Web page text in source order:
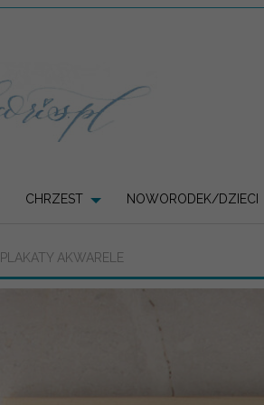
CHRZEST NOWORODEK/DZIECI
PLAKATY AKWARELE